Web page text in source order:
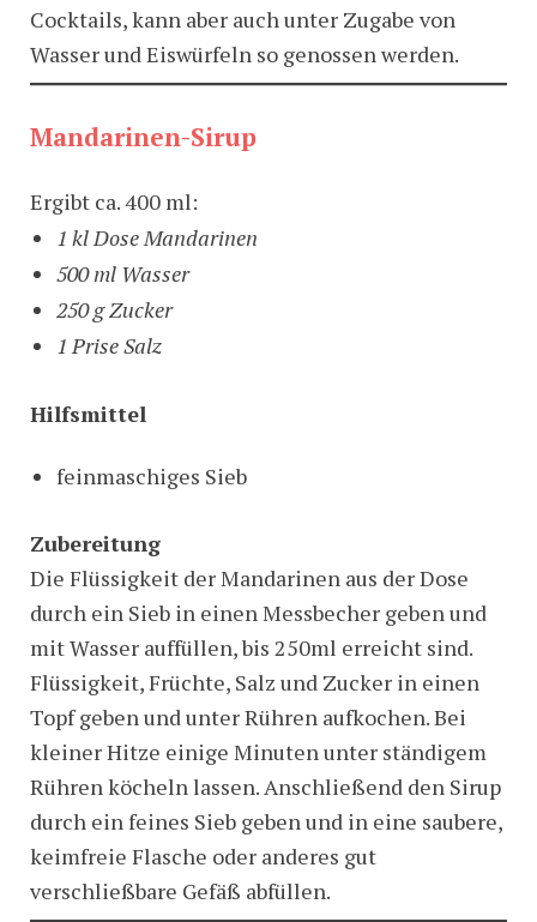
Cocktails, kann aber auch unter Zugabe von
Wasser und Eiswürfeln so genossen werden.
Mandarinen-Sirup
Ergibt ca. 400 ml:
1 kl Dose Mandarinen
500 ml Wasser
250 g Zucker
1 Prise Salz
Hilfsmittel
feinmaschiges Sieb
Zubereitung
Die Flüssigkeit der Mandarinen aus der Dose
durch ein Sieb in einen Messbecher geben und
mit Wasser auffüllen, bis 250ml erreicht sind.
Flüssigkeit, Früchte, Salz und Zucker in einen
Topf geben und unter Rühren aufkochen. Bei
kleiner Hitze einige Minuten unter ständigem
Rühren köcheln lassen. Anschließend den Sirup
durch ein feines Sieb geben und in eine saubere,
keimfreie Flasche oder anderes gut
verschließbare Gefäß abfüllen.